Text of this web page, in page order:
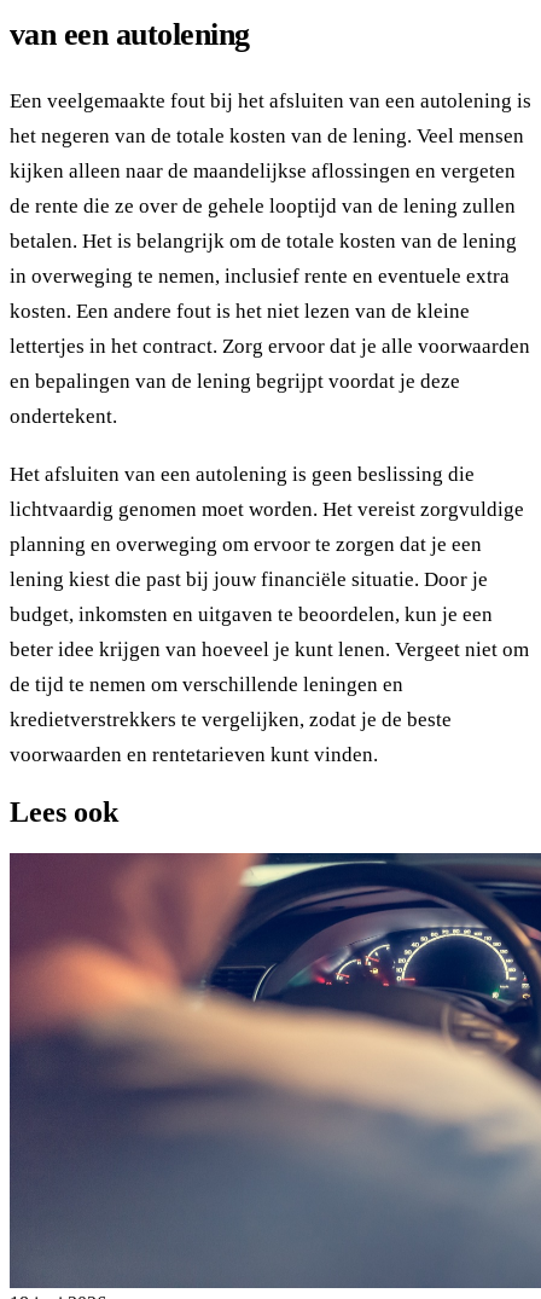
van een autolening
Een veelgemaakte fout bij het afsluiten van een autolening is
het negeren van de totale kosten van de lening. Veel mensen
kijken alleen naar de maandelijkse aflossingen en vergeten
de rente die ze over de gehele looptijd van de lening zullen
betalen. Het is belangrijk om de totale kosten van de lening
in overweging te nemen, inclusief rente en eventuele extra
kosten. Een andere fout is het niet lezen van de kleine
lettertjes in het contract. Zorg ervoor dat je alle voorwaarden
en bepalingen van de lening begrijpt voordat je deze
ondertekent.
Het afsluiten van een autolening is geen beslissing die
lichtvaardig genomen moet worden. Het vereist zorgvuldige
planning en overweging om ervoor te zorgen dat je een
lening kiest die past bij jouw financiële situatie. Door je
budget, inkomsten en uitgaven te beoordelen, kun je een
beter idee krijgen van hoeveel je kunt lenen. Vergeet niet om
de tijd te nemen om verschillende leningen en
kredietverstrekkers te vergelijken, zodat je de beste
voorwaarden en rentetarieven kunt vinden.
Lees ook